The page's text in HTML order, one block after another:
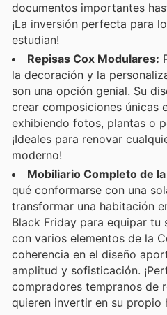
documentos importantes
¡La inversión perfecta para
estudian!
Repisas Cox Modulares:
la decoración y la
son una opción genial. Su
crear composiciones únicas
exhibiendo fotos, plantas o
¡Ideales para renovar
moderno!
Mobiliario Completo de
qué conformarse con una
transformar una habitación
Black Friday para equipar tu
con varios elementos de la
coherencia en el diseño
amplitud y sofisticación.
compradores tempranos de
quieren invertir en su propio